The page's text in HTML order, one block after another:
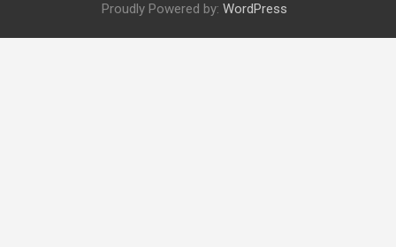
Proudly Powered by: WordPress